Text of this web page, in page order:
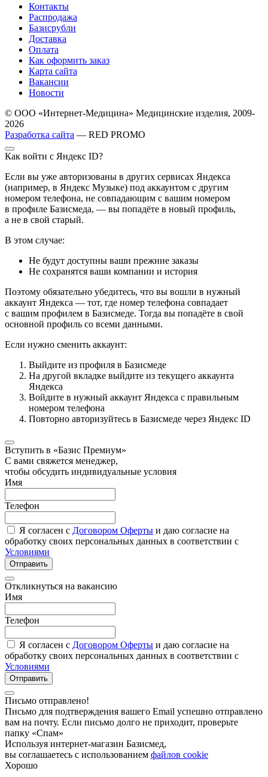
Контакты
Распродажа
Базисрубли
Доставка
Оплата
Как оформить заказ
Карта сайта
Вакансии
Новости
© ООО «Интернет-Медицина» Медицинские изделия, 2009-
2026
Разработка сайта — RED PROMO
Как войти с Яндекс ID?
Если вы уже авторизованы в других сервисах Яндекса
(например, в Яндекс Музыке) под аккаунтом с другим
номером телефона, не совпадающим с вашим номером
в профиле Базисмеда, — вы попадёте в новый профиль,
а не в свой старый.
В этом случае:
Не будут доступны ваши прежние заказы
Не сохранятся ваши компании и история
Поэтому обязательно убедитесь, что вы вошли в нужный
аккаунт Яндекса — тот, где номер телефона совпадает
с вашим профилем в Базисмеде. Тогда вы попадёте в свой
основной профиль со всеми данными.
Если нужно сменить аккаунт:
Выйдите из профиля в Базисмеде
На другой вкладке выйдите из текущего аккаунта
Яндекса
Войдите в нужный аккаунт Яндекса с правильным
номером телефона
Повторно авторизуйтесь в Базисмеде через Яндекс ID
Вступить в «Базис Премиум»
С вами свяжется менеджер,
чтобы обсудить индивидуальные условия
Имя
Телефон
Я согласен с Договором Оферты и даю согласие на
обработку своих персональных данных в соответствии с
Условиями
Отправить
Откликнуться на вакансию
Имя
Телефон
Я согласен с Договором Оферты и даю согласие на
обработку своих персональных данных в соответствии с
Условиями
Отправить
Письмо отправлено!
Письмо для подтверждения вашего Email успешно отправлено
вам на почту. Если письмо долго не приходит, проверьте
папку «Спам»
Используя интернет-магазин Базисмед,
вы соглашаетесь с использованием файлов cookie
Хорошо